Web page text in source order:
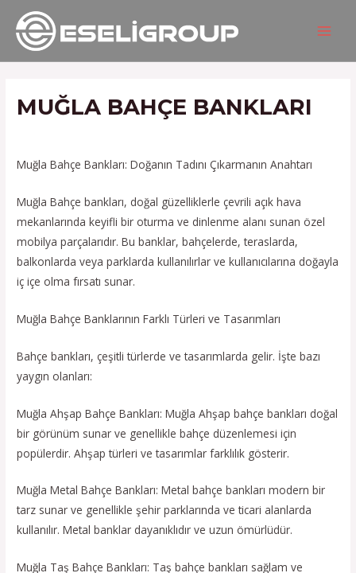
İçeriğe
atla
MUĞLA BAHÇE BANKLARI
Muğla Bahçe Bankları: Doğanın Tadını Çıkarmanın Anahtarı
Muğla Bahçe bankları, doğal güzelliklerle çevrili açık hava
mekanlarında keyifli bir oturma ve dinlenme alanı sunan özel
mobilya parçalarıdır. Bu banklar, bahçelerde, teraslarda,
balkonlarda veya parklarda kullanılırlar ve kullanıcılarına doğayla
iç içe olma fırsatı sunar.
Muğla Bahçe Banklarının Farklı Türleri ve Tasarımları
Bahçe bankları, çeşitli türlerde ve tasarımlarda gelir. İşte bazı
yaygın olanları:
Muğla Ahşap Bahçe Bankları: Muğla Ahşap bahçe bankları doğal
bir görünüm sunar ve genellikle bahçe düzenlemesi için
popülerdir. Ahşap türleri ve tasarımlar farklılık gösterir.
Muğla Metal Bahçe Bankları: Metal bahçe bankları modern bir
tarz sunar ve genellikle şehir parklarında ve ticari alanlarda
kullanılır. Metal banklar dayanıklıdır ve uzun ömürlüdür.
Muğla Taş Bahçe Bankları: Taş bahçe bankları sağlam ve
Yazı
gezinmesi